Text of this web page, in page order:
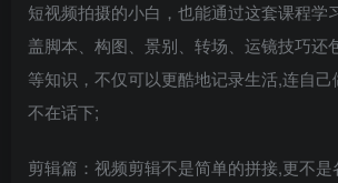
短视频拍摄的小白，也能通过这套课程学
盖脚本、构图、景别、转场、运镜技巧还
等知识，不仅可以更酷地记录生活,连自
不在话下;
剪辑篇：视频剪辑不是简单的拼接,更不是